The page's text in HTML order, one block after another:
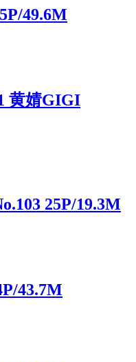
49.6M
黄婧GIGI
25P/19.3M
43.7M